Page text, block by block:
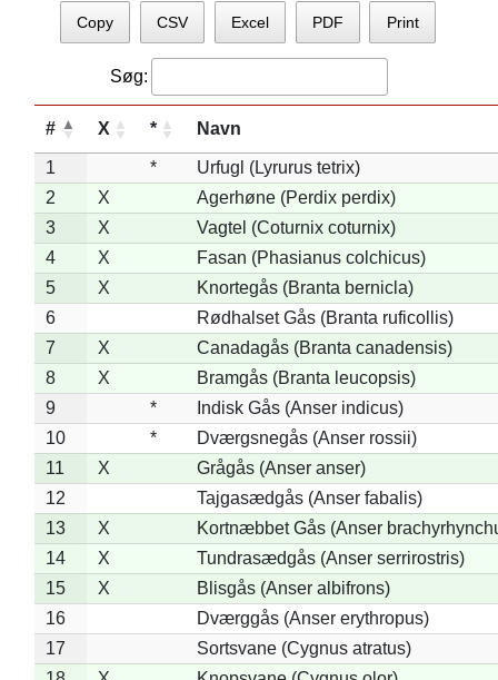
Copy CSV Excel PDF Print
Søg:
# X * Navn
1 *
Urfugl (Lyrurus tetrix)
2
X
Agerhøne (Perdix perdix)
3
X
Vagtel (Coturnix coturnix)
4
X
Fasan (Phasianus colchicus)
5
X
Knortegås (Branta bernicla)
6
Rødhalset Gås (Branta ruficollis)
7
X
Canadagås (Branta canadensis)
8
X
Bramgås (Branta leucopsis)
9
*
Indisk Gås (Anser indicus)
10
*
Dværgsnegås (Anser rossii)
11
X
Grågås (Anser anser)
12
Tajgasædgås (Anser fabalis)
13
X
Kortnæbbet Gås (Anser
14
X
Tundrasædgås (Anser serrirostris)
15
X
Blisgås (Anser albifrons)
16
Dværggås (Anser erythropus)
17
Sortsvane (Cygnus atratus)